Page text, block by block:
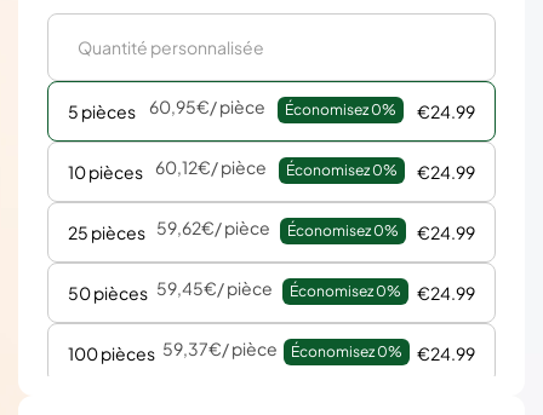
5 pièces 60,95€/ pièce Économisez 0% €24.99
10 pièces 60,12€/ pièce Économisez 0% €24.99
25 pièces 59,62€/ pièce Économisez 0% €24.99
50 pièces 59,45€/ pièce Économisez 0% €24.99
100 pièces 59,37€/ pièce Économisez 0% €24.99